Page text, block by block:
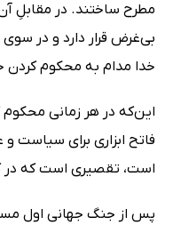
مطرح ساختند. در مقابلِ
بی‌غرض قرار دارد و در
خدا مدام به محکوم‌
این‌که در هر زمانی
فاتح ابزاری برای سیاست
است، تقصیری است که در
پس از جنگ جهانی اول